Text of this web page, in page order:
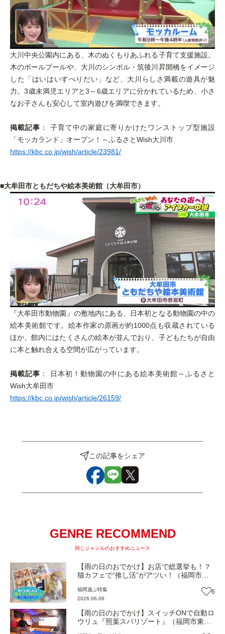
大川中央公園内にある、木のぬくもりあふれる子育て支援施設。
木のボールプールや、大川のシンボル・筑後川昇開橋をイメージ
した「はいはいすべりだい」など、大川らしさ満載の遊具が魅
力。3歳未満児エリアと3～6歳エリアに分かれているため、小さ
なお子さんも安心して室内遊びを満喫できます。
掲載記事 ： 子育て中の家庭に寄りかけたワンストップ型施設
「モッカランド」オープン！～ふるさとWish大川市
https://kbc.co.jp/wish/article/23981/
■大牟田市ともだちや絵本美術館（大牟田市）
『大牟田市動物園』の敷地内にある、日本初となる動物園の中の
絵本美術館です。絵本作家の原画が約1000点も収蔵されている
ほか、館内にはたくさんの絵本が並んでおり、子どもたちが自由
に本と触れ合える空間が広がっています。
掲載記事 ： 日本初！動物園の中にある絵本美術館～ふるさと
Wish大牟田市
https://kbc.co.jp/wish/article/26159/
この記事をシェア
GENRE RECOMMEND
同じジャンルのおすすめニュース
【雨の日のおでかけ】お店で総選挙も！？
猫カフェで“推し活”がアツい！（福岡市中
福岡遊ぶ特集
2026.06.06
6
【雨の日のおでかけ】スイッチONで自動ロ
ウリュ『照葉スパリゾート』（福岡市東